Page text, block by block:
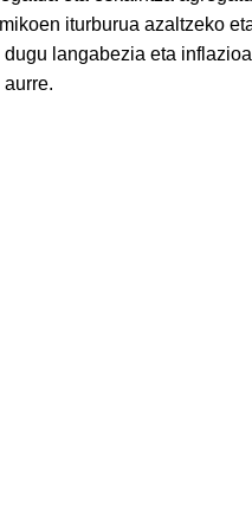
iturburua azaltzeko
langabezia eta